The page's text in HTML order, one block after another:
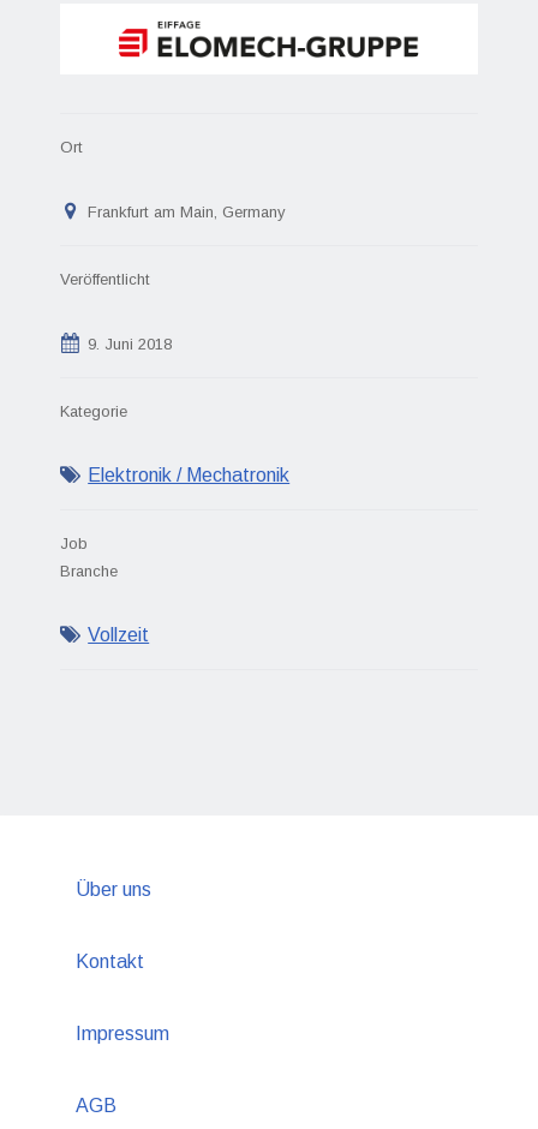
Ort
Frankfurt am Main, Germany
Veröffentlicht
9. Juni 2018
Kategorie
Elektronik / Mechatronik
Job
Branche
Vollzeit
Über uns
Kontakt
Impressum
AGB